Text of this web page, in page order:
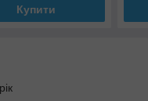
Купити